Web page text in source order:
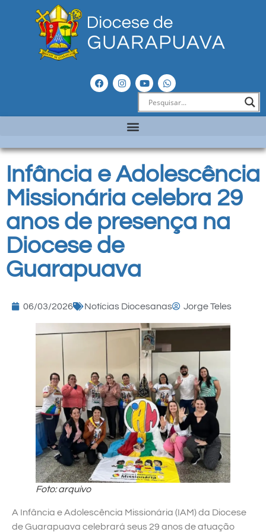
Infância e Adolescência
Missionária celebra 29
anos de presença na
Diocese de
Guarapuava
06/03/2026 Notícias Diocesanas Jorge Teles
Foto: arquivo
A Infância e Adolescência Missionária (IAM) da Diocese
de Guarapuava celebrará seus 29 anos de atuação